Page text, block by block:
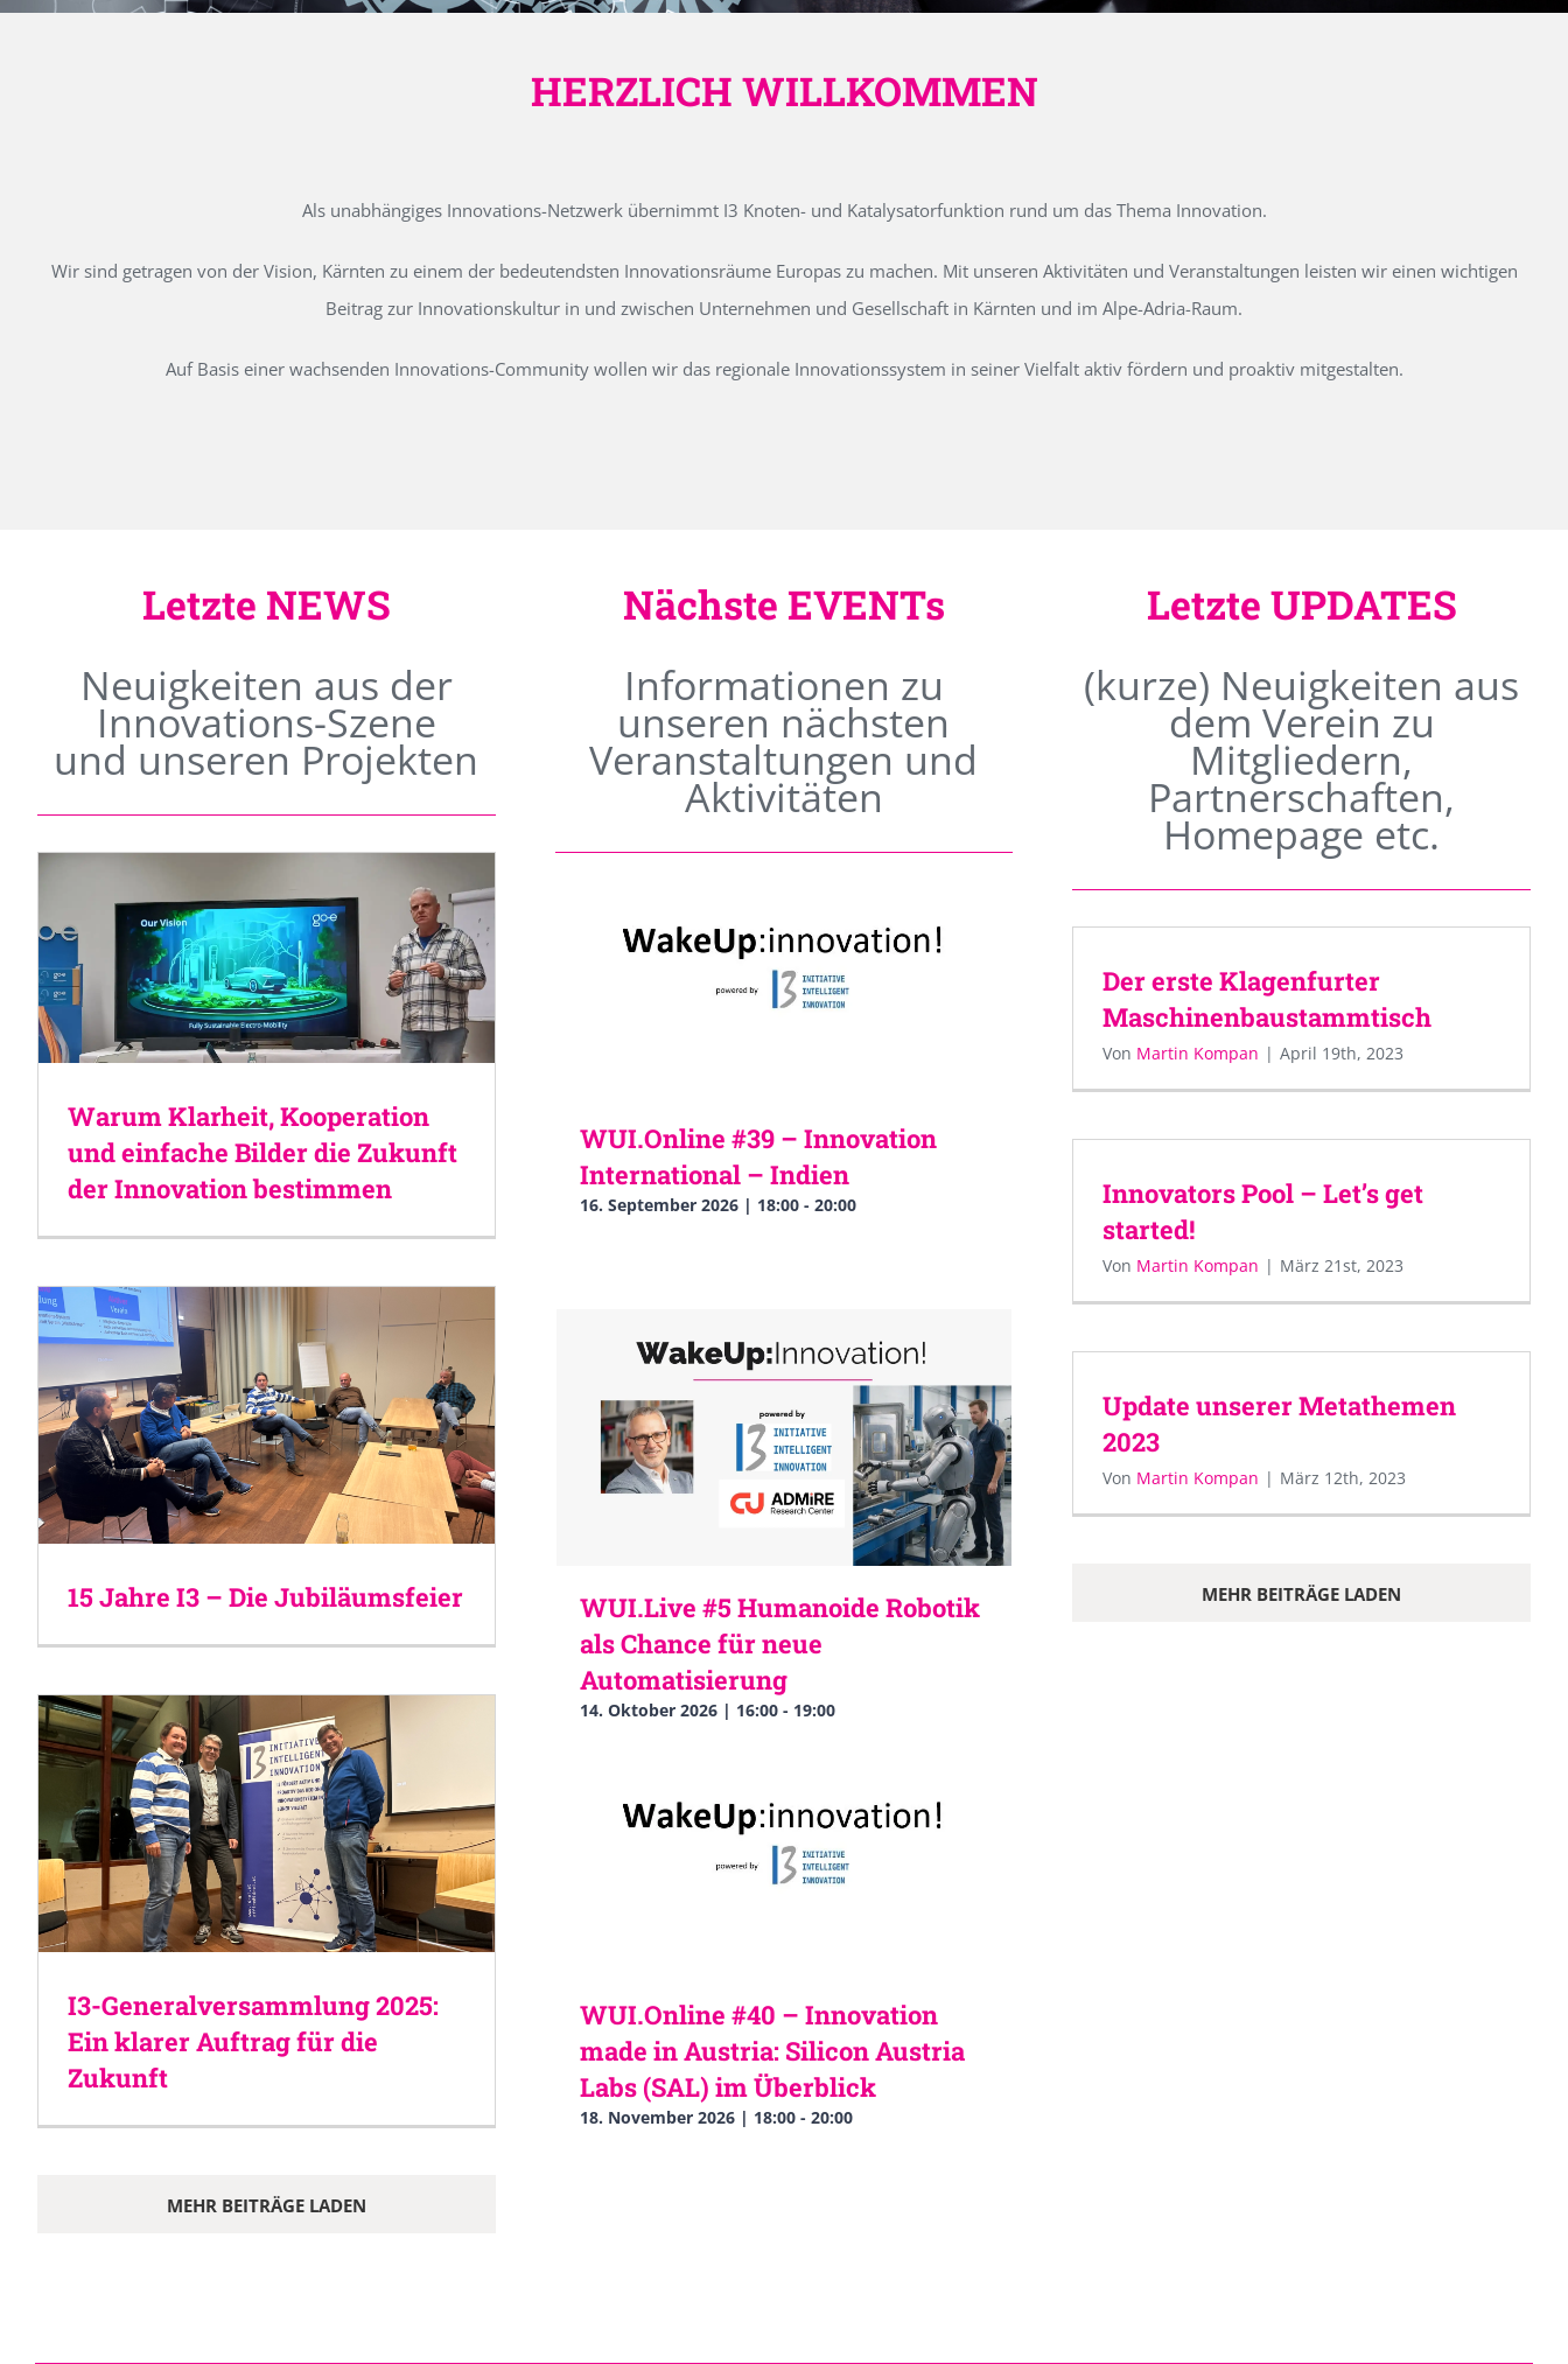
HERZLICH WILLKOMMEN
Als unabhängiges Innovations-Netzwerk übernimmt I3 Knoten- und Katalysatorfunktion rund um das Thema Innovation.
Wir sind getragen von der Vision, Kärnten zu einem der bedeutendsten Innovationsräume Europas zu machen. Mit unseren Aktivitäten und Veranstaltungen leisten wir einen wichtigen
Beitrag zur Innovationskultur in und zwischen Unternehmen und Gesellschaft in Kärnten und im Alpe-Adria-Raum.
Auf Basis einer wachsenden Innovations-Community wollen wir das regionale Innovationssystem in seiner Vielfalt aktiv fördern und proaktiv mitgestalten.
Letzte NEWS
Neuigkeiten aus der
Innovations-Szene
und unseren Projekten
Warum Klarheit, Kooperation
und einfache Bilder die Zukunft
der Innovation bestimmen
15 Jahre I3 – Die Jubiläumsfeier
I3-Generalversammlung 2025:
Ein klarer Auftrag für die
Zukunft
MEHR BEITRÄGE LADEN
Nächste EVENTs
Informationen zu
unseren nächsten
Veranstaltungen und
Aktivitäten
WUI.Online #39 – Innovation
International – Indien
16. September 2026 | 18:00- 20:00
WUI.Live #5 Humanoide Robotik
als Chance für neue
Automatisierung
14. Oktober 2026 | 16:00- 19:00
WUI.Online #40 – Innovation
made in Austria: Silicon Austria
Labs (SAL) im Überblick
18. November 2026 | 18:00- 20:00
Letzte UPDATES
(kurze) Neuigkeiten aus
dem Verein zu
Mitgliedern,
Partnerschaften,
Homepage etc.
Der erste Klagenfurter
Maschinenbaustammtisch
Von Martin Kompan | April 19th, 2023
Innovators Pool – Let’s get
started!
Von Martin Kompan | März 21st, 2023
Update unserer Metathemen
2023
Von Martin Kompan | März 12th, 2023
MEHR BEITRÄGE LADEN